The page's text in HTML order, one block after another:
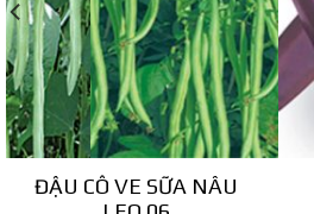
ĐẬU CÔ VE SỮA NÂU